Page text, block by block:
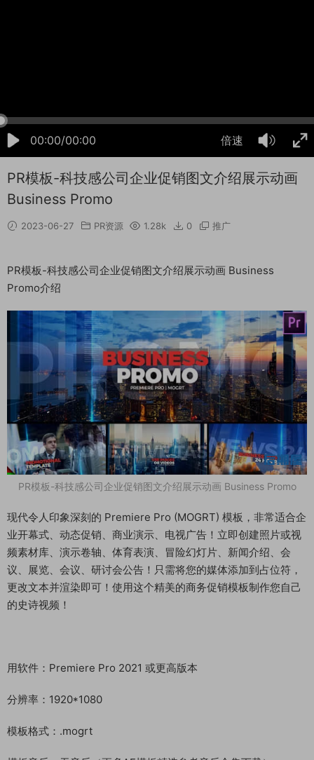
00:00/00:00 倍速
PR模板-科技感公司企业促销图文介绍展示动画
Business Promo
2023-06-27 PR资源 1.28k 0 推广
PR模板-科技感公司企业促销图文介绍展示动画 Business
Promo介绍
PR模板-科技感公司企业促销图文介绍展示动画 Business Promo
现代令人印象深刻的 Premiere Pro (MOGRT) 模板，非常适合企
业开幕式、动态促销、商业演示、电视广告！立即创建照片或视
频素材库、演示卷轴、体育表演、冒险幻灯片、新闻介绍、会
议、展览、会议、研讨会公告！只需将您的媒体添加到占位符，
更改文本并渲染即可！使用这个精美的商务促销模板制作您自己
的史诗视频！
用软件：Premiere Pro 2021 或更高版本
分辨率：1920*1080
模板格式：.mogrt